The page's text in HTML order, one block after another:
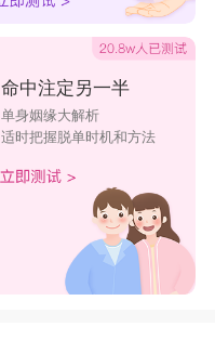
命中注定另一半
单身姻缘大解析
适时把握脱单时机和方法